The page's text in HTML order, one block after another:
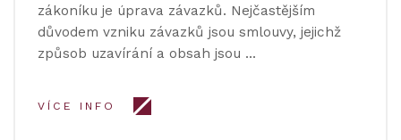
zákoníku je úprava závazků. Nejčastějším
důvodem vzniku závazků jsou smlouvy, jejichž
způsob uzavírání a obsah jsou …
VÍCE INFO